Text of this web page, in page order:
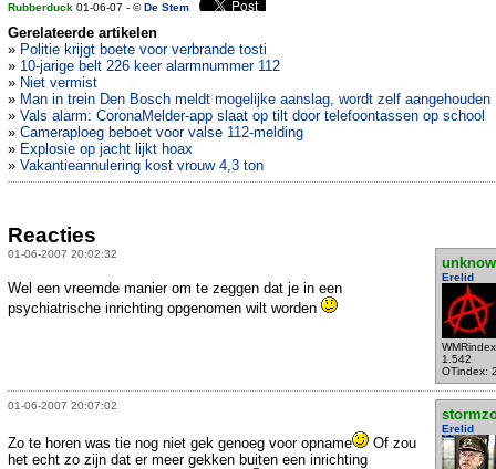
Rubberduck 01-06-07 - ©De Stem
Gerelateerde artikelen
» Politie krijgt boete voor verbrande tosti
» 10-jarige belt 226 keer alarmnummer 112
» Niet vermist
» Man in trein Den Bosch meldt mogelijke aanslag, wordt zelf aangehouden
» Vals alarm: CoronaMelder-app slaat op tilt door telefoontassen op school
» Cameraploeg beboet voor valse 112-melding
» Explosie op jacht lijkt hoax
» Vakantieannulering kost vrouw 4,3 ton
Reacties
01-06-2007 20:02:32
unknow
Erelid
1.542
OTindex:
Wel een vreemde manier om te zeggen dat je in een
psychiatrische inrichting opgenomen wilt worden
01-06-2007 20:07:02
Erelid
Zo te horen was tie nog niet gek genoeg voor opname
Of zou
het echt zo zijn dat er meer gekken buiten een inrichting